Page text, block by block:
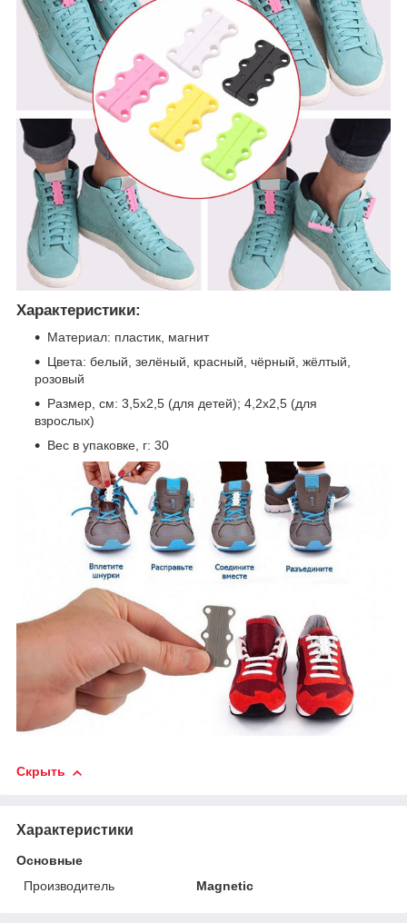
Характеристики:
Материал: пластик, магнит
Цвета: белый, зелёный, красный, чёрный, жёлтый,
розовый
Размер, см: 3,5х2,5 (для детей); 4,2х2,5 (для
взрослых)
Вес в упаковке, г: 30
Скрыть
Характеристики
Основные
Производитель
Magnetic